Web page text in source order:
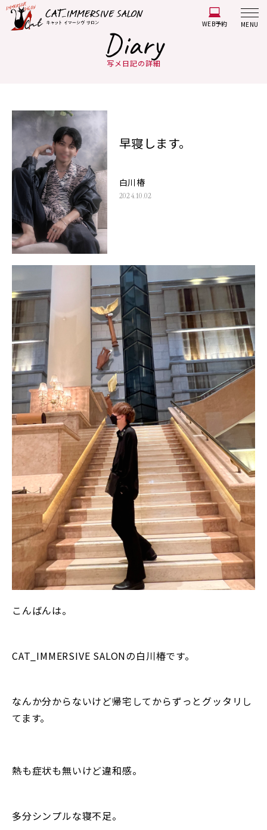
WEB予約 MENU
Diary
写メ日記の詳細
早寝します。
白川椿
2024.10.02
こんばんは。
CAT_IMMERSIVE SALONの白川椿です。
なんか分からないけど帰宅してからずっとグッタリし
てます。
熱も症状も無いけど違和感。
多分シンプルな寝不足。